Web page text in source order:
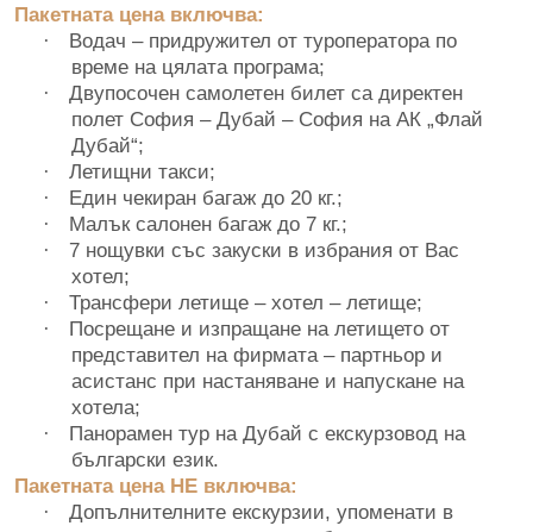
Пакетната цена включва:
·
Водач – придружител от туроператора по
време на цялата програма;
·
Двупосочен самолетен билет са директен
полет София – Дубай – София на АК „Флай
Дубай“;
· Летищни такси;
· Един чекиран багаж до 20 кг.;
· Малък салонен багаж до 7 кг.;
·
7 нощувки със закуски в избрания от Вас
хотел;
· Трансфери летище – хотел – летище;
·
Посрещане и изпращане на летището от
представител на фирмата – партньор и
асистанс при настаняване и напускане на
хотела;
·
Панорамен тур на Дубай с екскурзовод на
български език.
Пакетната цена НЕ включва:
·
Допълнителните екскурзии, упоменати в